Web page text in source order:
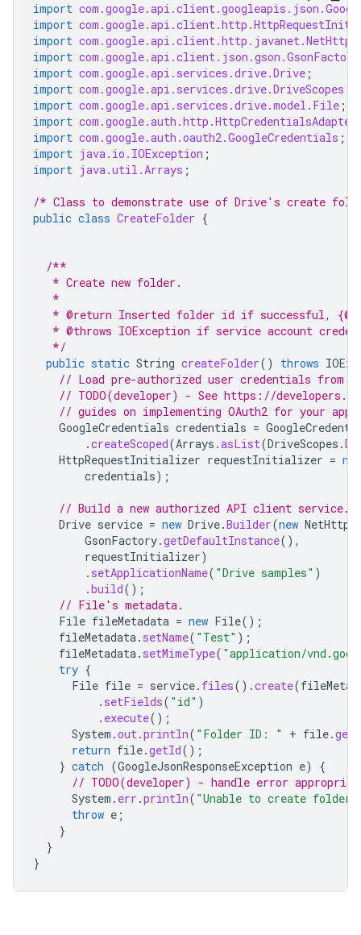
import
import
import
import com.google.api.client.json.gson.GsonFactory
import com.google.api.services.drive.Drive ;
import com.google.api.services.drive.DriveScopes
import com.google.api.services.drive.model.File ;
import com.google.auth.http.HttpCredentialsAdapter
import com.google.auth.oauth2.GoogleCredentials ;
import java.io.IOException ;
import java.util.Arrays ;
/* Class to demonstrate use of Drive's create
public class CreateFolder {
/**
   * Create new folder.
   *
* @return Inserted folder id if successful,
* @throws IOException if service account
   */
public static String createFolder() throws
// Load pre-authorized user credentials from
// TODO(developer) - See https://
// guides on implementing OAuth2 for your
GoogleCredentials credentials =
.createScoped(Arrays .asList(DriveScopes .
HttpRequestInitializer requestInitializer = new
credentials);
// Build a new authorized API client service.
Drive service = new Drive.Builder(new
GsonFactory.getDefaultInstance(),
requestInitializer)
. setApplicationName( "Drive samples" )
.build();
// File's metadata.
File fileMetadata = new File();
fileMetadata. setName( "Test" );
fileMetadata. setMimeType( "application/
try {
File file = service. files().create(
. setFields( "id" )
. execute();
System .out.println( "Folder ID: " + file.
return file.getId();
} catch (GoogleJsonResponseException e)
{
// TODO(developer) - handle error
System . err .println( "Unable to create
throw e ;
}
}
}